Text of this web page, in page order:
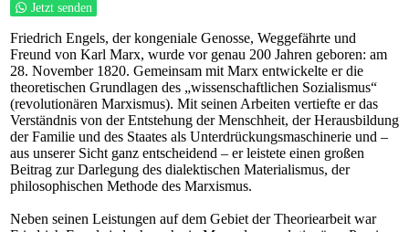
Jetzt senden
Friedrich Engels, der kongeniale Genosse, Weggefährte und
Freund von Karl Marx, wurde vor genau 200 Jahren geboren: am
28. November 1820. Gemeinsam mit Marx entwickelte er die
theoretischen Grundlagen des „wissenschaftlichen Sozialismus“
(revolutionären Marxismus). Mit seinen Arbeiten vertiefte er das
Verständnis von der Entstehung der Menschheit, der Herausbildung
der Familie und des Staates als Unterdrückungsmaschinerie und –
aus unserer Sicht ganz entscheidend – er leistete einen großen
Beitrag zur Darlegung des dialektischen Materialismus, der
philosophischen Methode des Marxismus.
Neben seinen Leistungen auf dem Gebiet der Theoriearbeit war